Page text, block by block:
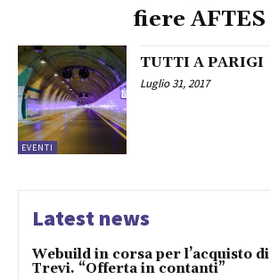
fiere AFTES
EVENTI
TUTTI A PARIGI
Luglio 31, 2017
Latest news
Webuild in corsa per l’acquisto di
Trevi. “Offerta in contanti”